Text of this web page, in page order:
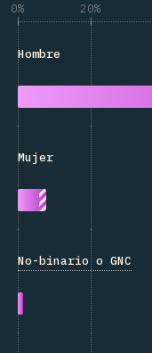
0% 20%
Hombre
Mujer
No-binario o GNC